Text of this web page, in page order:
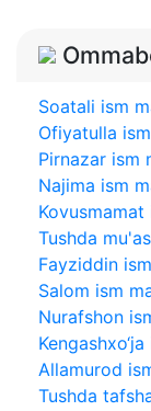
Soatali ism
Ofiyatulla
Pirnazar ism
Najima ism
Tushda
Fayziddin
Salom ism
Nurafshon
Allamurod
Tushda